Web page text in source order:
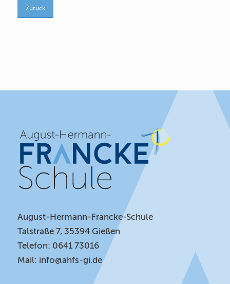
Zurück
August-Hermann-Francke-Schule
Talstraße 7, 35394 Gießen
Telefon: 0641 73016
Mail: info@ahfs-gi.de